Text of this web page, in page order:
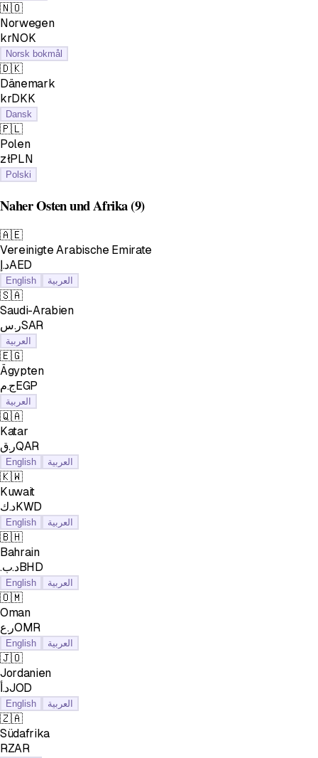
🇳🇴
Norwegen
krNOK
Norsk bokmål
🇩🇰
Dänemark
krDKK
Dansk
🇵🇱
Polen
złPLN
Polski
Naher Osten und Afrika(9)
🇦🇪
Vereinigte Arabische Emirate
د.إAED
English العربية
🇸🇦
Saudi-Arabien
ر.سSAR
العربية
🇪🇬
Ägypten
ج.مEGP
العربية
🇶🇦
Katar
ر.قQAR
English العربية
🇰🇼
Kuwait
د.كKWD
English العربية
🇧🇭
Bahrain
.د.بBHD
English العربية
🇴🇲
Oman
ر.عOMR
English العربية
🇯🇴
Jordanien
د.أJOD
English العربية
🇿🇦
Südafrika
RZAR